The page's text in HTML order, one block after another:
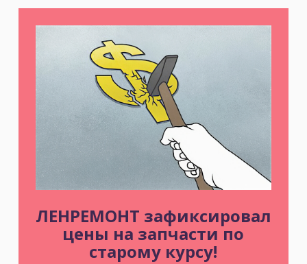
м. Удельная
пр. Энгельса, д.19
Промзона Мягловская, Всеволожский
муниципальный район, Ленинградская
область, ​Круговая улица, д. 47
м. Электросила
ул. Решетникова, д.3
ЛЕНРЕМОНТ зафиксировал
цены на запчасти по
старому курсу!